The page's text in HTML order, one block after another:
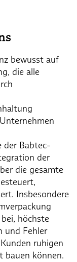
bewusst auf
die alle
der Babtec-
der
die gesamte
Insbesondere
höchste
und Fehler
ruhigen
bauen können.